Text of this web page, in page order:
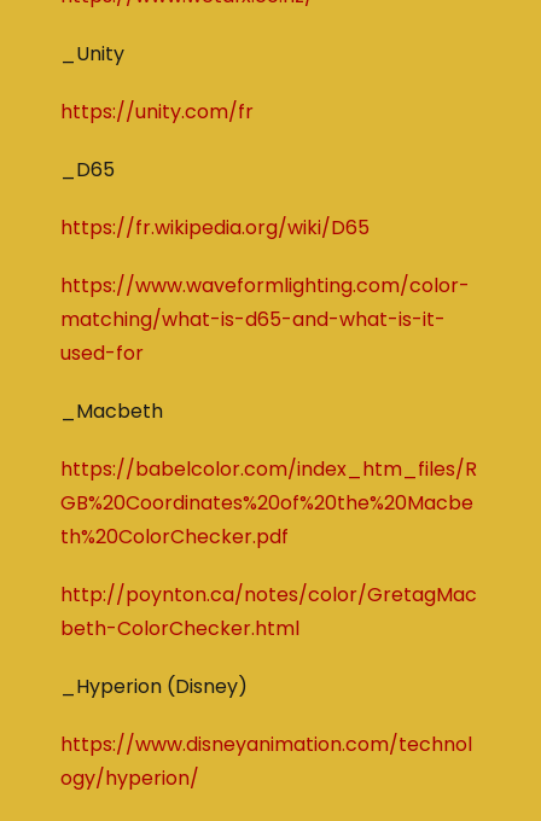
_Unity
https://unity.com/fr
_D65
https://fr.wikipedia.org/wiki/D65
https://www.waveformlighting.com/color-
matching/what-is-d65-and-what-is-it-
used-for
_Macbeth
https://babelcolor.com/index_htm_files/R
GB%20Coordinates%20of%20the%20Macbe
th%20ColorChecker.pdf
http://poynton.ca/notes/color/GretagMac
beth-ColorChecker.html
_Hyperion (Disney)
https://www.disneyanimation.com/technol
ogy/hyperion/